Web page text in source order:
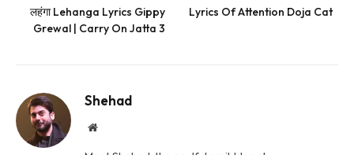
लहंगा Lehanga Lyrics Gippy
Grewal | Carry On Jatta 3
Lyrics Of Attention Doja Cat
Shehad
Website